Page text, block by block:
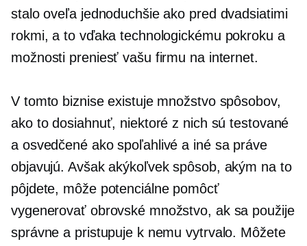
stalo oveľa jednoduchšie ako pred dvadsiatimi
rokmi, a to vďaka technologickému pokroku a
možnosti preniesť vašu firmu na internet.
V tomto biznise existuje množstvo spôsobov,
ako to dosiahnuť, niektoré z nich sú testované
a osvedčené ako spoľahlivé a iné sa práve
objavujú. Avšak akýkoľvek spôsob, akým na to
pôjdete, môže potenciálne pomôcť
vygenerovať obrovské množstvo, ak sa použije
správne a pristupuje k nemu vytrvalo. Môžete